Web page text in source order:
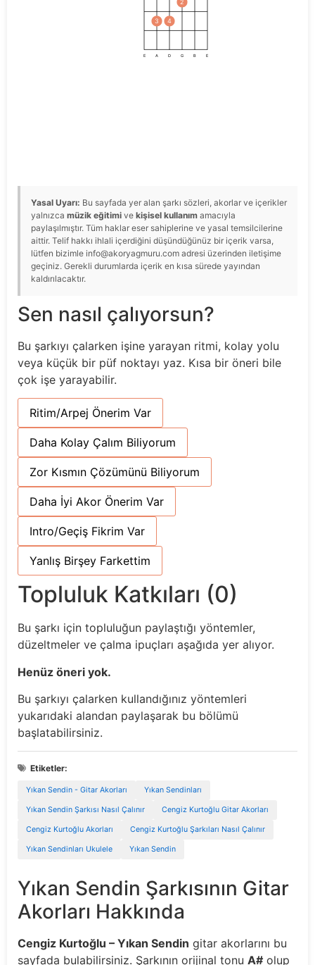
3 4
2
E A D G B E
Yasal Uyarı: Bu sayfada yer alan şarkı sözleri, akorlar ve içerikler
yalnızca müzik eğitimi ve kişisel kullanım amacıyla
paylaşılmıştır. Tüm haklar eser sahiplerine ve yasal temsilcilerine
aittir. Telif hakkı ihlali içerdiğini düşündüğünüz bir içerik varsa,
lütfen bizimle info@akoryagmuru.com adresi üzerinden iletişime
geçiniz. Gerekli durumlarda içerik en kısa sürede yayından
kaldırılacaktır.
Sen nasıl çalıyorsun?
Bu şarkıyı çalarken işine yarayan ritmi, kolay yolu
veya küçük bir püf noktayı yaz. Kısa bir öneri bile
çok işe yarayabilir.
Ritim/Arpej Önerim Var
Daha Kolay Çalım Biliyorum
Zor Kısmın Çözümünü Biliyorum
Daha İyi Akor Önerim Var
Intro/Geçiş Fikrim Var
Yanlış Birşey Farkettim
Topluluk Katkıları (0)
Bu şarkı için topluluğun paylaştığı yöntemler,
düzeltmeler ve çalma ipuçları aşağıda yer alıyor.
Henüz öneri yok.
Bu şarkıyı çalarken kullandığınız yöntemleri
yukarıdaki alandan paylaşarak bu bölümü
başlatabilirsiniz.
Etiketler:
Yıkan Sendin - Gitar Akorları Yıkan Sendinları
Yıkan Sendin Şarkısı Nasıl Çalınır Cengiz Kurtoğlu Gitar Akorları
Cengiz Kurtoğlu Akorları Cengiz Kurtoğlu Şarkıları Nasıl Çalınır
Yıkan Sendinları Ukulele Yıkan Sendin
Yıkan Sendin Şarkısının Gitar
Akorları Hakkında
Cengiz Kurtoğlu – Yıkan Sendin gitar akorlarını bu
sayfada bulabilirsiniz. Şarkının orijinal tonu A# olup